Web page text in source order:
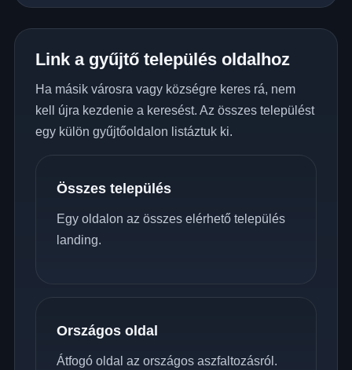
Link a gyűjtő település oldalhoz
Ha másik városra vagy községre keres rá, nem
kell újra kezdenie a keresést. Az összes települést
egy külön gyűjtőoldalon listáztuk ki.
Összes település
Egy oldalon az összes elérhető település
landing.
Országos oldal
Átfogó oldal az országos aszfaltozásról.